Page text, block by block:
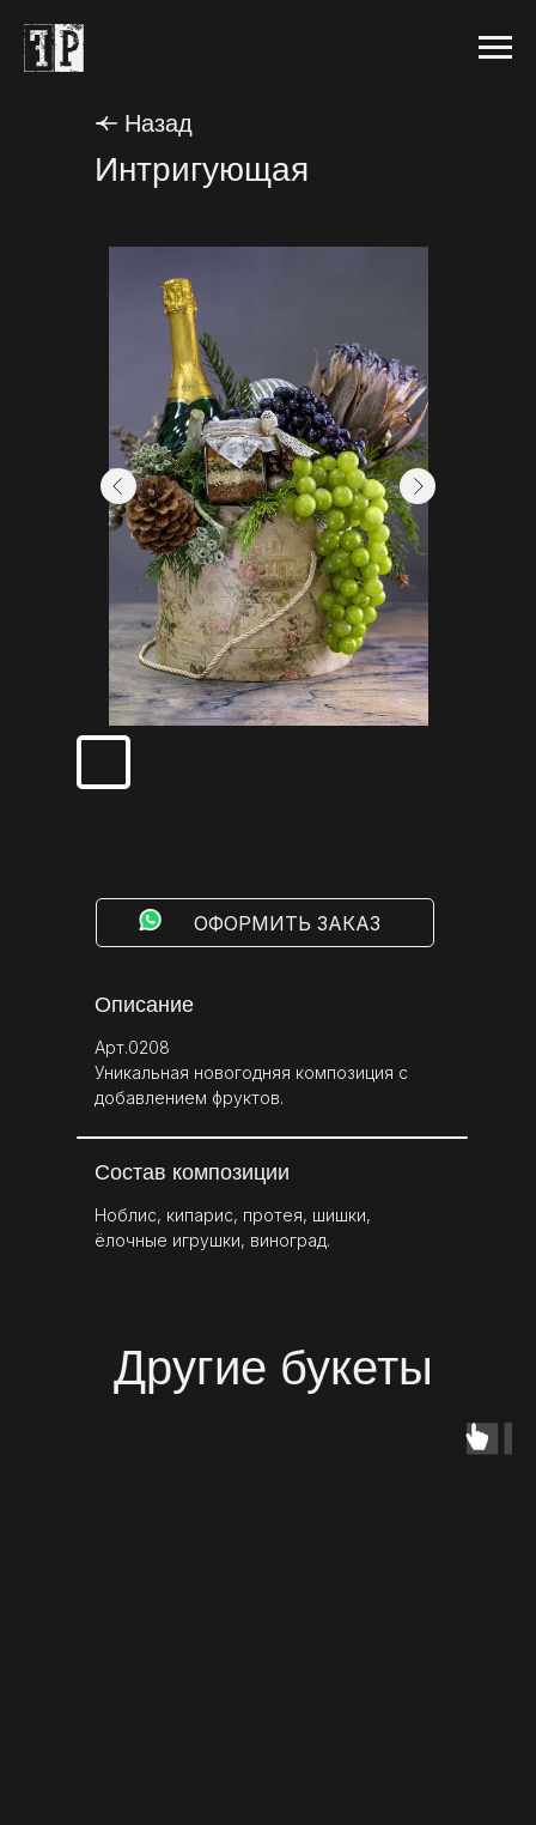
Назад
Интригующая
Описание
Арт.0208
Уникальная новогодняя композиция с
добавлением фруктов.
Состав композиции
Ноблис, кипарис, протея, шишки,
ёлочные игрушки, виноград.
⠀⠀⠀ОФОРМИТЬ ЗАКАЗ
Другие букеты